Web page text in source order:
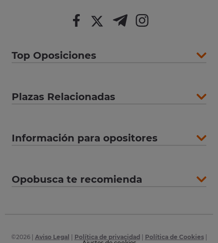
Top Oposiciones
Plazas Relacionadas
Información para opositores
Opobusca te recomienda
©2026| Aviso Legal Política de privacidad Política de Cookies|